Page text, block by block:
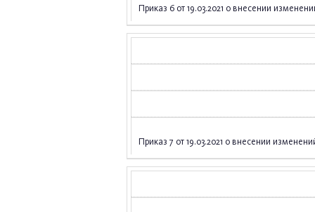
Приказ 6 от 19.03.2021 о внесении
Приказ 7 от 19.03.2021 о внесении